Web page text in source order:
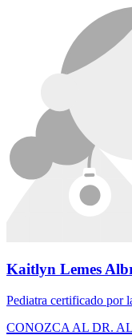
Kaitlyn Lemes
Pediatra certificado por
CONOZCA AL DR.